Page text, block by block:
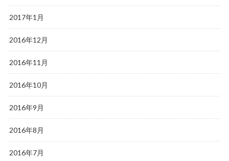
2017年1月
2016年12月
2016年11月
2016年10月
2016年9月
2016年8月
2016年7月